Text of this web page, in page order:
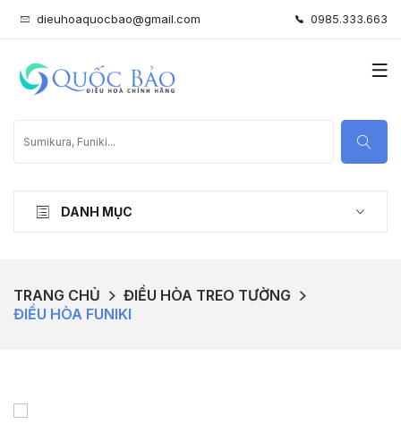
dieuhoaquocbao@gmail.com 0985.333.663
DANH MỤC
TRANG CHỦ
ĐIỀU HÒA TREO TƯỜNG
ĐIỀU HÒA FUNIKI